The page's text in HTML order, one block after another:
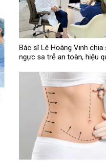
Bác sĩ Lê Hoàng Vinh chia
ngực sa trễ an toàn, hiệu